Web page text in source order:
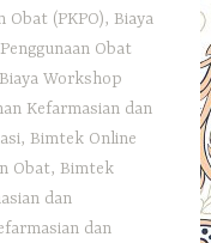
Obat (PKPO), Biaya
Obat
Biaya Workshop
Kefarmasian dan
, Bimtek Online
Obat, Bimtek
dan
dan